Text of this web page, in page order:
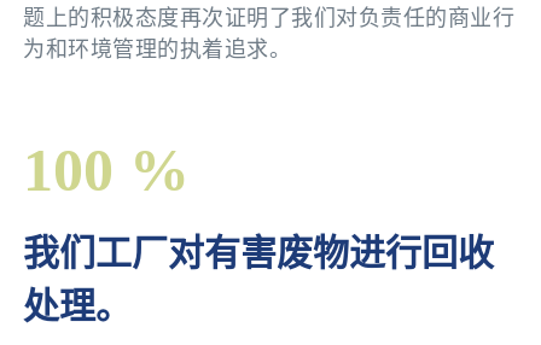
题上的积极态度再次证明了我们对负责任的商业行
为和环境管理的执着追求。
100 %
我们工厂对有害废物进行回收
处理。